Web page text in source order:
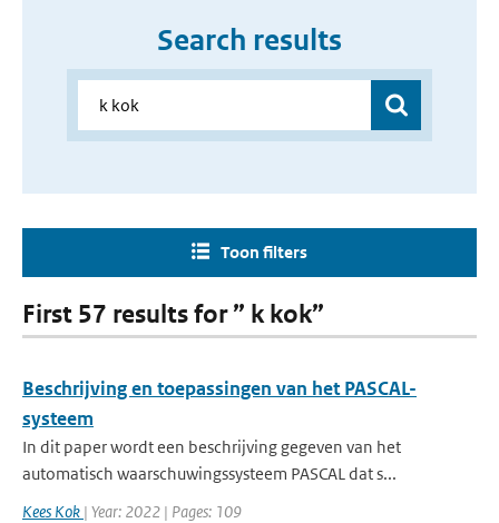
Search results
Toon filters
First 57 results for ” k kok”
Beschrijving en toepassingen van het PASCAL-
systeem
In dit paper wordt een beschrijving gegeven van het
automatisch waarschuwingssysteem PASCAL dat s...
Kees Kok | Year: 2022 | Pages: 109